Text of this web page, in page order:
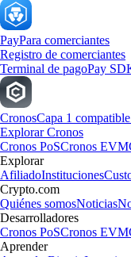
PayPara comerciantes
Registro de comerciantes
Terminal de pagoPay
CronosCapa 1
Explorar Cronos
Cronos PoSCronos EVM
Explorar
AfiliadoInstituciones
Crypto.com
Quiénes somosNoticias
Desarrolladores
Cronos PoSCronos EVM
Aprender